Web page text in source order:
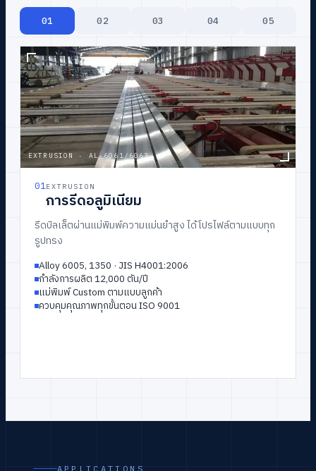
TH/EN
ดูสินค้าทั้งหมด
01 02 03 04 05
EXTRUSION · AL·6061/6063
01EXTRUSION
การรีดอลูมิเนียม
รีดบิลเล็ตผ่านแม่พิมพ์ความแม่นยำสูง ได้โปรไฟล์ตามแบบทุก
รูปทรง
Alloy 6005, 1350 · JIS H4001:2006
กำลังการผลิต 12,000 ตัน/ปี
แม่พิมพ์ Custom ตามแบบลูกค้า
ควบคุมคุณภาพทุกขั้นตอน ISO 9001
POWDER COATING
การพ่นสีฝุ่น
รับประกันสี TOA / JOTUN
อายุการรับประกัน 10–30 ปี
สีตามรหัส RAL / Custom
ผิวเรียบเนียนทนสภาพอากาศ
WOODEN TRANSFER
ทำผิวลายไม้
ฟิล์มลายไม้นำเข้าจากอิตาลี
ระบบสุญญากาศแนบสนิททุกพื้นผิว
ถ่ายเทความร้อนให้ลายฝังแน่นถาวร
ทนสภาพอากาศ ไม่ลอกไม่ซีดง่าย
ANODIZING
การชุบสี Anodize
สีเงิน · สีชา · สีดำ
ผิวทนการกัดกร่อนสูง
ควบคุมความหนาฟิล์มออกไซด์
ผู้เชี่ยวชาญควบคุมทุกล็อต
CUSTOM PROFILE
สั่งผลิตตามแบบ
ทีม Engineer ออกแบบร่วม
แม่พิมพ์มากกว่า 2000 แบบ
รองรับงานสถาปัตย์ & อุตสาหกรรม
ตัวอย่างก่อนผลิตจริง
APPLICATIONS